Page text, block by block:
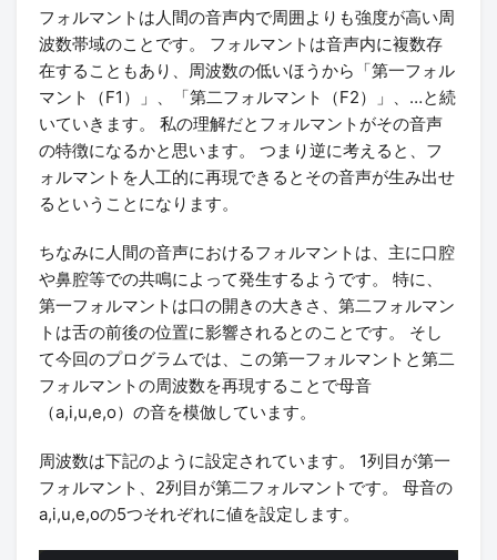
フォルマントは人間の音声内で周囲よりも強度が高い周
波数帯域のことです。 フォルマントは音声内に複数存
在することもあり、周波数の低いほうから「第一フォル
マント（F1）」、「第二フォルマント（F2）」、…と続
いていきます。 私の理解だとフォルマントがその音声
の特徴になるかと思います。 つまり逆に考えると、フ
ォルマントを人工的に再現できるとその音声が生み出せ
るということになります。
ちなみに人間の音声におけるフォルマントは、主に口腔
や鼻腔等での共鳴によって発生するようです。 特に、
第一フォルマントは口の開きの大きさ、第二フォルマン
トは舌の前後の位置に影響されるとのことです。 そし
て今回のプログラムでは、この第一フォルマントと第二
フォルマントの周波数を再現することで母音
（a,i,u,e,o）の音を模倣しています。
周波数は下記のように設定されています。 1列目が第一
フォルマント、2列目が第二フォルマントです。 母音の
a,i,u,e,oの5つそれぞれに値を設定します。